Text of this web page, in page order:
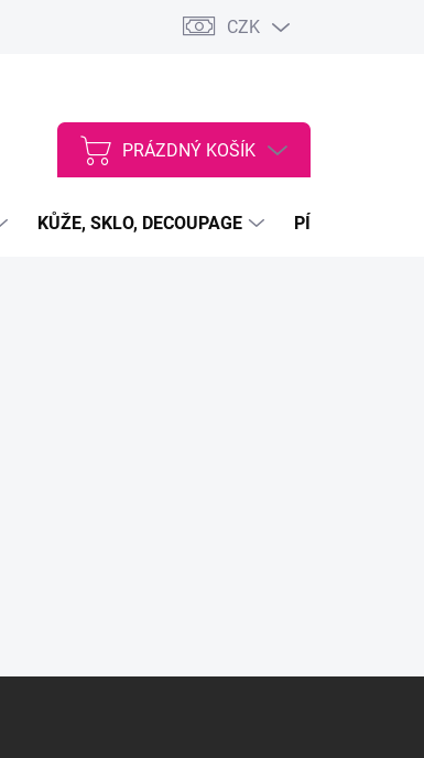
VŠEOBECNÉ OBCHODNÍ PODMÍNKY Vstup do
CZK
NÁKUPNÍ
KOŠÍK
PRÁZDNÝ KOŠÍK
KŮŽE, SKLO, DECOUPAGE PÍSKY,